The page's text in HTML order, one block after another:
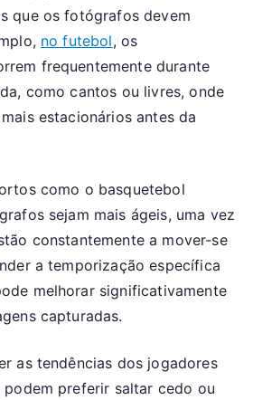
que os fotógrafos devem
no futebol, os
frequentemente durante
como cantos ou livres, onde
estacionários antes da
como o basquetebol
sejam mais ágeis, uma vez
constantemente a mover-se
a temporização específica
melhorar significativamente
capturadas.
as tendências dos jogadores
podem preferir saltar cedo ou